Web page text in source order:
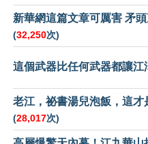
新華網這篇文章可厲害 矛
(32,250次)
這個武器比任何武器都讓江
老江，祕書湯兒泡飯，這才
(28,017次)